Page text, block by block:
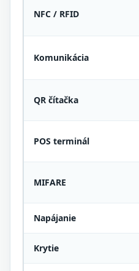
NFC / RFID
Komunikácia
QR čítačka
POS terminál
MIFARE
Napájanie
Krytie